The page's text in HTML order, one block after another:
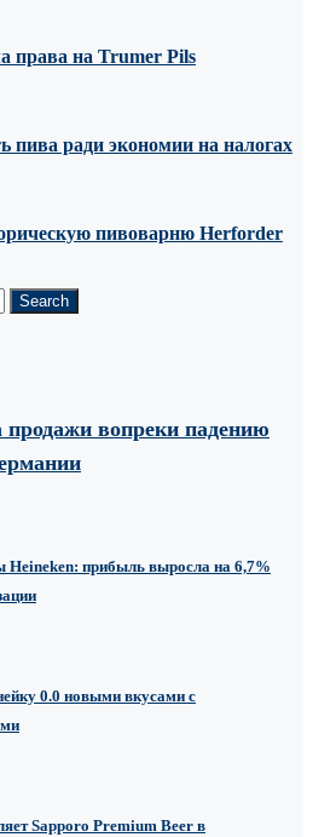
права на Trumer Pils
пива ради экономии на налогах
пивоварню Herforder
продажи вопреки падению
Heineken: прибыль выросла на 6,7%
0.0 новыми вкусами с
Sapporo Premium Beer в